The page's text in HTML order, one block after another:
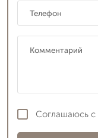
Соглашаюсь с